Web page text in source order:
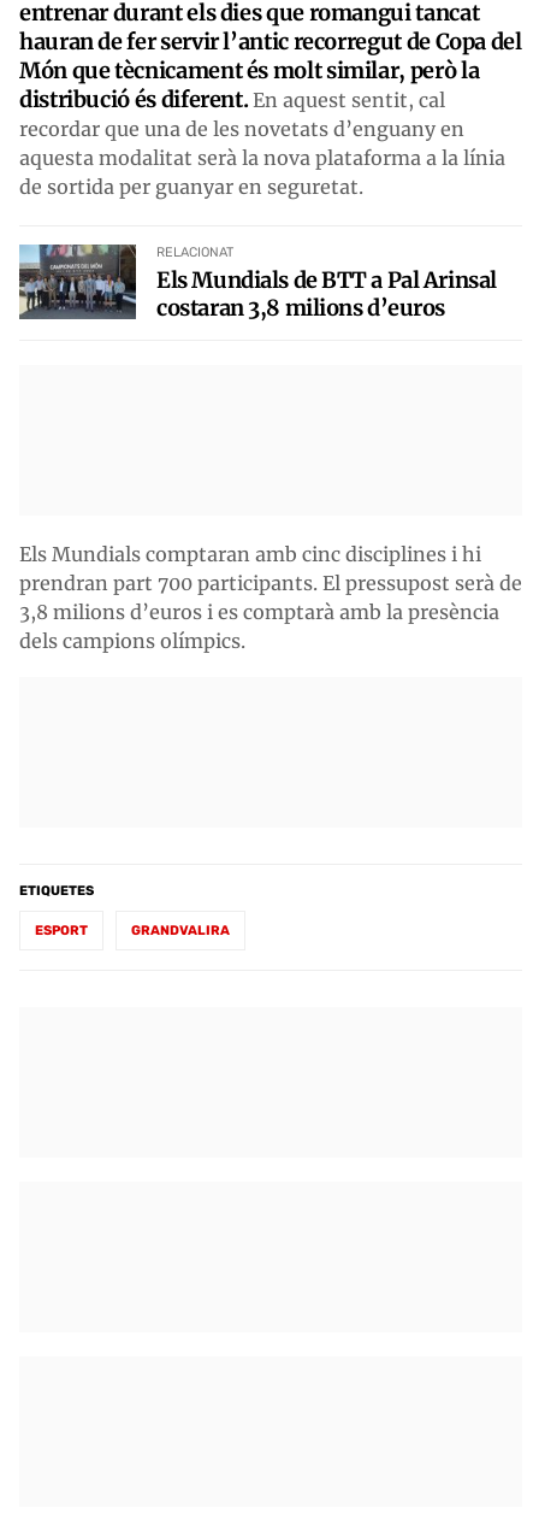
entrenar durant els dies que romangui tancat
hauran de fer servir l’antic recorregut de Copa del
Món que tècnicament és molt similar, però la
distribució és diferent.En aquest sentit, cal
recordar que una de les novetats d’enguany en
aquesta modalitat serà la nova plataforma a la línia
de sortida per guanyar en seguretat.
RELACIONAT
Els Mundials de BTT a Pal Arinsal
costaran 3,8 milions d’euros
Els Mundials comptaran amb cinc disciplines i hi
prendran part 700 participants. El pressupost serà de
3,8 milions d’euros i es comptarà amb la presència
dels campions olímpics.
ETIQUETES
ESPORT GRANDVALIRA